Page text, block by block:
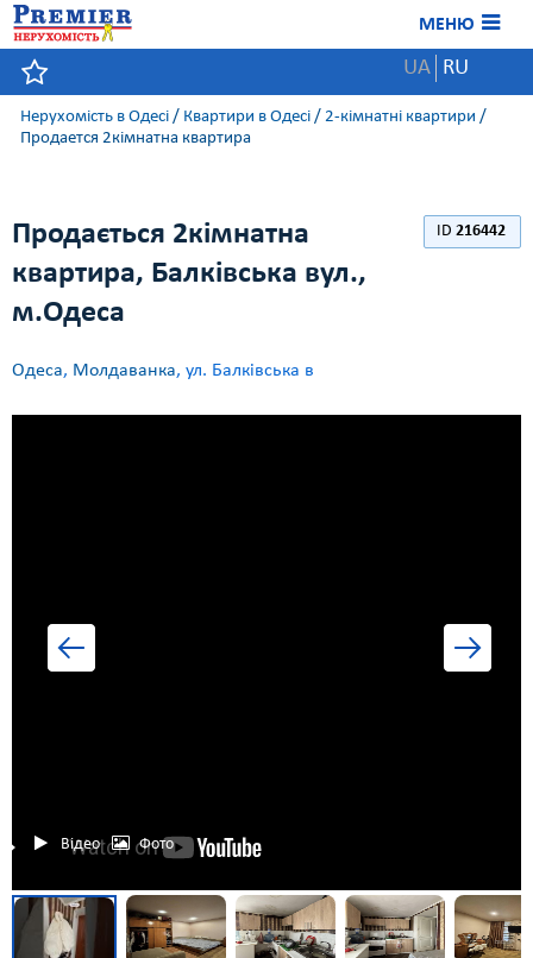
МЕНЮ
UA RU
Нерухомість в Одесі / Квартири в Одесі / 2-кімнатні квартири /
Продается 2кімнатна квартира
Продається 2кімнатна
квартира, Балківська вул.,
м.Одеса
Одеса, Молдаванка, ул. Балківська в
ID 216442
Відео Фото